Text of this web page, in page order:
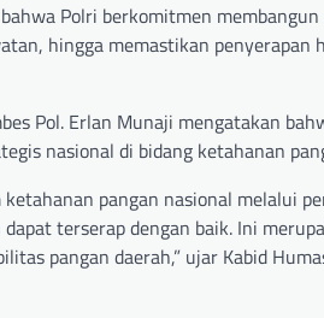
Polri berkomitmen
hingga memastikan penyerapan
Pol. Erlan Munaji mengatakan
nasional di bidang ketahanan
pangan nasional melalui
terserap dengan baik. Ini
pangan daerah,” ujar Kabid